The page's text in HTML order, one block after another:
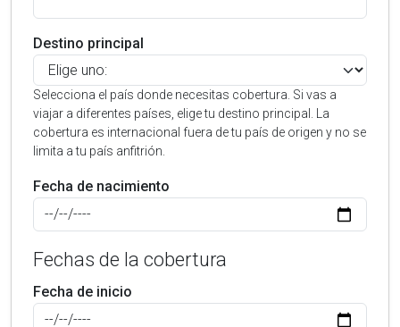
Destino principal
Selecciona el país donde necesitas cobertura. Si vas a
viajar a diferentes países, elige tu destino principal. La
cobertura es internacional fuera de tu país de origen y no se
limita a tu país anfitrión.
Fecha de nacimiento
Fechas de la cobertura
Fecha de inicio